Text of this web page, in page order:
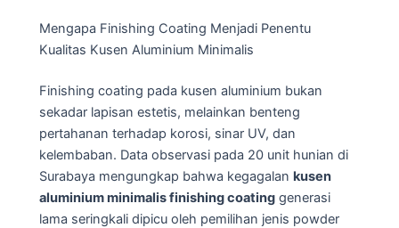
Mengapa Finishing Coating Menjadi Penentu
Kualitas Kusen Aluminium Minimalis
Finishing coating pada kusen aluminium bukan
sekadar lapisan estetis, melainkan benteng
pertahanan terhadap korosi, sinar UV, dan
kelembaban. Data observasi pada 20 unit hunian di
Surabaya mengungkap bahwa kegagalan kusen
aluminium minimalis finishing coating generasi
lama seringkali dipicu oleh pemilihan jenis powder